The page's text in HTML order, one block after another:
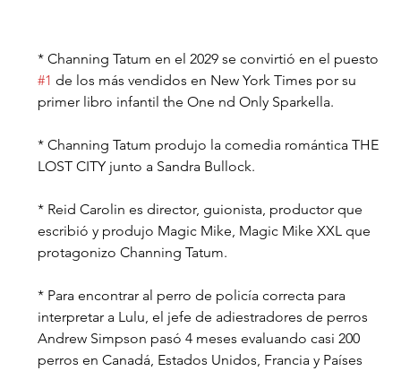
* Channing Tatum en el 2029 se convirtió en el puesto
#1 de los más vendidos en New York Times por su
primer libro infantil the One nd Only Sparkella.
* Channing Tatum produjo la comedia romántica THE
LOST CITY junto a Sandra Bullock.
* Reid Carolin es director, guionista, productor que
escribió y produjo Magic Mike, Magic Mike XXL que
protagonizo Channing Tatum.
* Para encontrar al perro de policía correcta para
interpretar a Lulu, el jefe de adiestradores de perros
Andrew Simpson pasó 4 meses evaluando casi 200
perros en Canadá, Estados Unidos, Francia y Países